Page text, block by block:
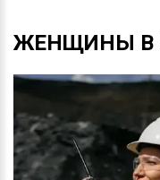
ЖЕНЩИНЫ В